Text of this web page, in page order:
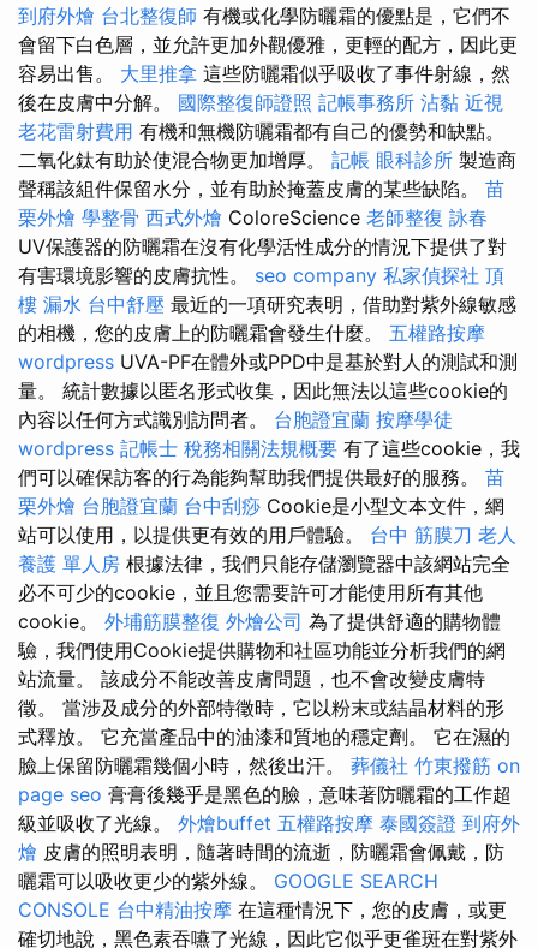
到府外燴 台北整復師 有機或化學防曬霜的優點是，它們不
會留下白色層，並允許更加外觀優雅，更輕的配方，因此更
容易出售。 大里推拿 這些防曬霜似乎吸收了事件射線，然
後在皮膚中分解。 國際整復師證照 記帳事務所 沾黏 近視
老花雷射費用 有機和無機防曬霜都有自己的優勢和缺點。
二氧化鈦有助於使混合物更加增厚。 記帳 眼科診所 製造商
聲稱該組件保留水分，並有助於掩蓋皮膚的某些缺陷。 苗
栗外燴 學整骨 西式外燴 ColoreScience 老師整復 詠春
UV保護器的防曬霜在沒有化學活性成分的情況下提供了對
有害環境影響的皮膚抗性。 seo company 私家偵探社 頂
樓 漏水 台中舒壓 最近的一項研究表明，借助對紫外線敏感
的相機，您的皮膚上的防曬霜會發生什麼。 五權路按摩
wordpress UVA-PF在體外或PPD中是基於對人的測試和測
量。 統計數據以匿名形式收集，因此無法以這些cookie的
內容以任何方式識別訪問者。 台胞證宜蘭 按摩學徒
wordpress 記帳士 稅務相關法規概要 有了這些cookie，我
們可以確保訪客的行為能夠幫助我們提供最好的服務。 苗
栗外燴 台胞證宜蘭 台中刮痧 Cookie是小型文本文件，網
站可以使用，以提供更有效的用戶體驗。 台中 筋膜刀 老人
養護 單人房 根據法律，我們只能存儲瀏覽器中該網站完全
必不可少的cookie，並且您需要許可才能使用所有其他
cookie。 外埔筋膜整復 外燴公司 為了提供舒適的購物體
驗，我們使用Cookie提供購物和社區功能並分析我們的網
站流量。 該成分不能改善皮膚問題，也不會改變皮膚特
徵。 當涉及成分的外部特徵時，它以粉末或結晶材料的形
式釋放。 它充當產品中的油漆和質地的穩定劑。 它在濕的
臉上保留防曬霜幾個小時，然後出汗。 葬儀社 竹東撥筋 on
page seo 膏膏後幾乎是黑色的臉，意味著防曬霜的工作超
級並吸收了光線。 外燴buffet 五權路按摩 泰國簽證 到府外
燴 皮膚的照明表明，隨著時間的流逝，防曬霜會佩戴，防
曬霜可以吸收更少的紫外線。 GOOGLE SEARCH
CONSOLE 台中精油按摩 在這種情況下，您的皮膚，或更
確切地說，黑色素吞嚥了光線，因此它似乎更雀斑在對紫外